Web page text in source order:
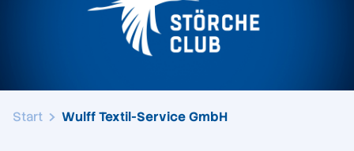
Start Wulff Textil-Service GmbH